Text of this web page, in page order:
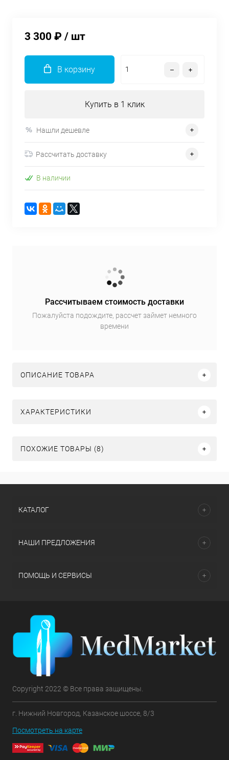
3 300 ₽ / шт
В корзину
Купить в 1 клик
Нашли дешевле
Рассчитать доставку
В наличии
Рассчитываем стоимость доставки
Пожалуйста подождите, рассчет займет немного
времени
ОПИСАНИЕ ТОВАРА
ХАРАКТЕРИСТИКИ
ПОХОЖИЕ ТОВАРЫ (8)
КАТАЛОГ
НАШИ ПРЕДЛОЖЕНИЯ
ПОМОЩЬ И СЕРВИСЫ
Copyright 2022 © Все права защищены.
г. Нижний Новгород, Казанское шоссе, 8/3
Посмотреть на карте